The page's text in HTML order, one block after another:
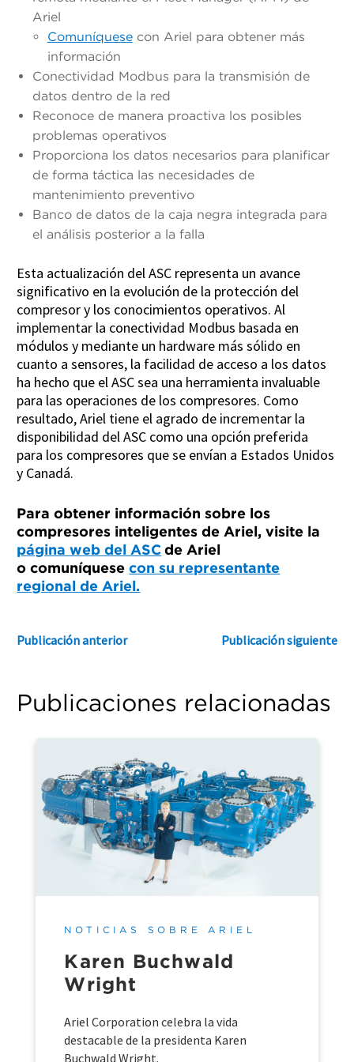
Ariel
Comuníquesecon Ariel para obtener más
información
Conectividad Modbus para la transmisión de
datos dentro de la red
Reconoce de manera proactiva los posibles
problemas operativos
Proporciona los datos necesarios para planificar
de forma táctica las necesidades de
mantenimiento preventivo
Banco de datos de la caja negra integrada para
el análisis posterior a la falla
Esta actualización del ASC representa un avance
significativo en la evolución de la protección del
compresor y los conocimientos operativos. Al
implementar la conectividad Modbus basada en
módulos y mediante un hardware más sólido en
cuanto a sensores, la facilidad de acceso a los datos
ha hecho que el ASC sea una herramienta invaluable
para las operaciones de los compresores. Como
resultado, Ariel tiene el agrado de incrementar la
disponibilidad del ASC como una opción preferida
para los compresores que se envían a Estados Unidos
y Canadá.
Para obtener información sobre los
compresores inteligentes de Ariel, visite la
página web del ASC de Ariel
o comuníquesecon su representante
regional de Ariel.
Publicación anterior Publicación siguiente
Publicaciones relacionadas
NOTICIAS SOBRE ARIEL
Karen Buchwald
Wright
Ariel Corporation celebra la vida
destacable de la presidenta Karen
Buchwald Wright.